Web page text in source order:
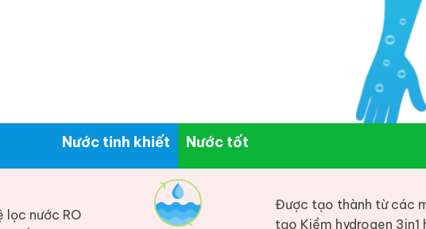
Nước tinh khiết Nước tốt
lọc nước RO
Được tạo thành từ các
tạo Kiềm hydrogen